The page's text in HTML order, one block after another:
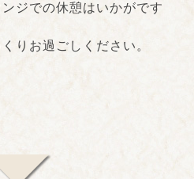
ジでの休憩はいかがです
りお過ごしください。